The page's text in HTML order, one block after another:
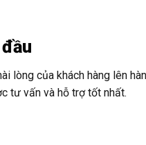
lòng của khách hàng lên
tư vấn và hỗ trợ tốt nhất.